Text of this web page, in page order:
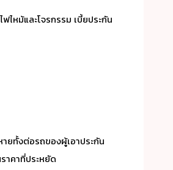
หม้และโจรกรรม เบี้ยประกัน
ยทั้งต่อรถของผู้เอาประกัน
าคาที่ประหยัด